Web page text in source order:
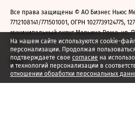
На нашем сайте используются cookie-
персонализации. Продолжая
подтверждаете свое согласие на
и технологий персонализации в
отношении обработки персональных
Все права защищены © АО Бизнес Ньюс
7712108141/771501001, ОГРН 1027739124775,
муниципальный округ Марьина Роща, ул.
2026